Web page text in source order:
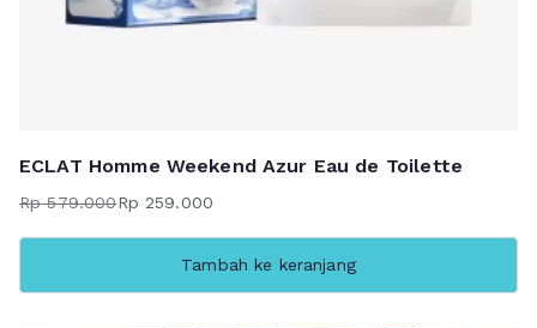
ECLAT Homme Weekend Azur Eau de Toilette
Rp579.000
Harga
aslinya
Rp 259.000
Harga
saat
Tambah ke keranjang